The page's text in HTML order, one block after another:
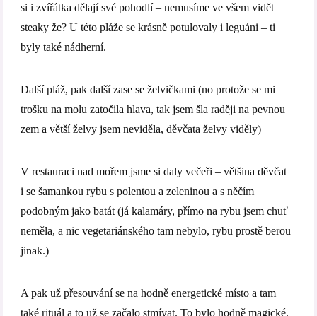
si i zvířátka dělají své pohodlí – nemusíme ve všem vidět
steaky že? U této pláže se krásně potulovaly i leguáni – ti
byly také nádherní.
Další pláž, pak další zase se želvičkami (no protože se mi
trošku na molu zatočila hlava, tak jsem šla raději na pevnou
zem a větší želvy jsem neviděla, děvčata želvy viděly)
V restauraci nad mořem jsme si daly večeři – většina děvčat
i se šamankou rybu s polentou a zeleninou a s něčím
podobným jako batát (já kalamáry, přímo na rybu jsem chuť
neměla, a nic vegetariánského tam nebylo, rybu prostě berou
jinak.)
A pak už přesouvání se na hodně energetické místo a tam
také rituál a to už se začalo stmívat. To bylo hodně magické.